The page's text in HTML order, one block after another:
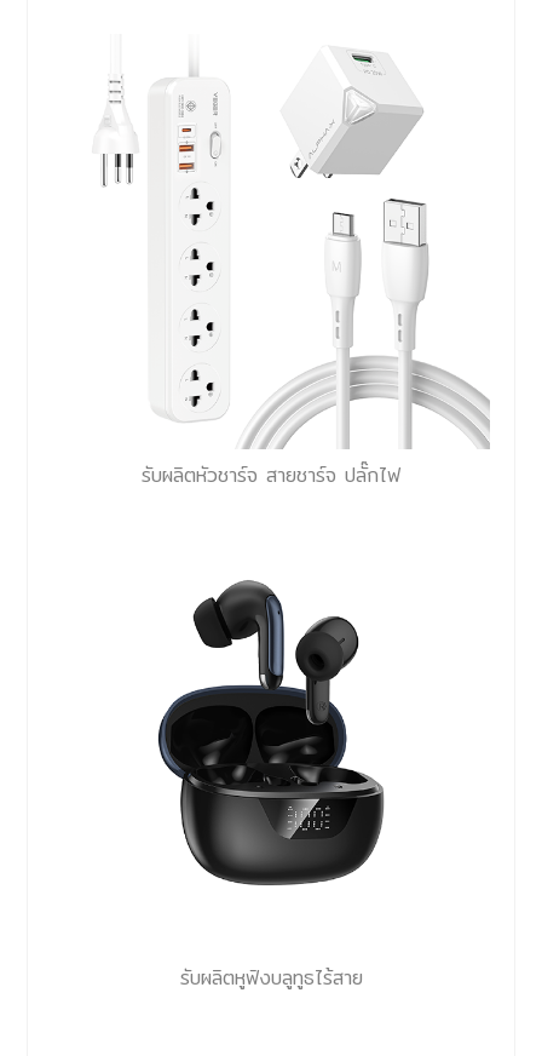
รับผลิตหัวชาร์จ สายชาร์จ ปลั๊กไฟ
รับผลิตหูฟังบลูทูธไร้สาย